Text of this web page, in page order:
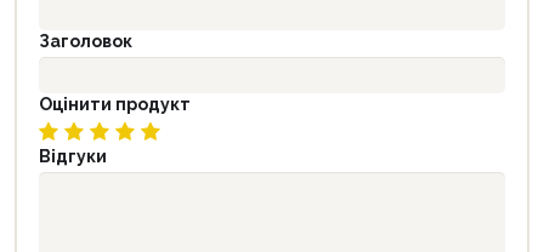
Заголовок
Оцінити продукт
Відгуки